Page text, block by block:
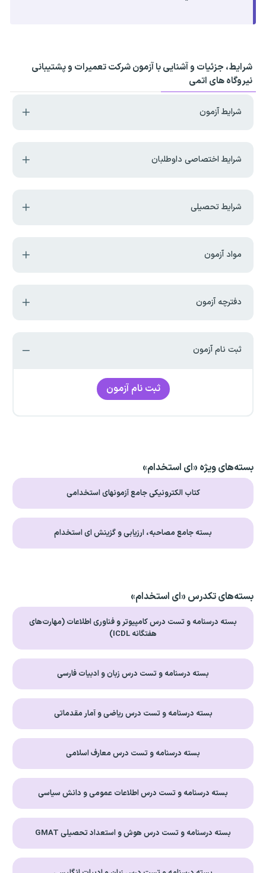
شرایط، جزئیات و آشنایی با آزمون شرکت تعمیرات و پشتیبانی
نیروگاه های اتمی
شرایط آزمون
شرایط اختصاصی داوطلبان
شرایط تحصیلی
مواد آزمون
دفترچه آزمون
ثبت نام آزمون
ثبت نام آزمون
بسته‌های ویژه «ای استخدام»
کتاب الکترونیکی جامع آزمونهای استخدامی
بسته جامع مصاحبه، ارزیابی و گزینش ای استخدام
بسته‌های تکدرس «ای استخدام»
بسته درسنامه و تست درس کامپیوتر و فناوری اطلاعات (مهارت‌های
هفتگانه ICDL)
بسته درسنامه و تست درس زبان و ادبیات فارسی
بسته درسنامه و تست درس ریاضی و آمار مقدماتی
بسته درسنامه و تست درس معارف اسلامی
بسته درسنامه و تست درس اطلاعات عمومی و دانش سیاسی
بسته درسنامه و تست درس هوش و استعداد تحصیلی GMAT